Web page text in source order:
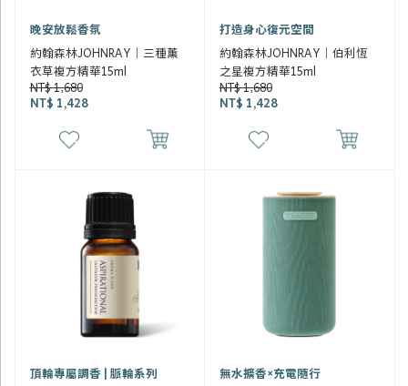
晚安放鬆香氛
約翰森林JOHNRAY｜三種薰
衣草複方精華15ml
NT$ 1,680
NT$ 1,428
打造身心復元空間
約翰森林JOHNRAY｜伯利恆
之星複方精華15ml
NT$ 1,680
NT$ 1,428
頂輪專屬調香 | 脈輪系列
無水擴香×充電隨行